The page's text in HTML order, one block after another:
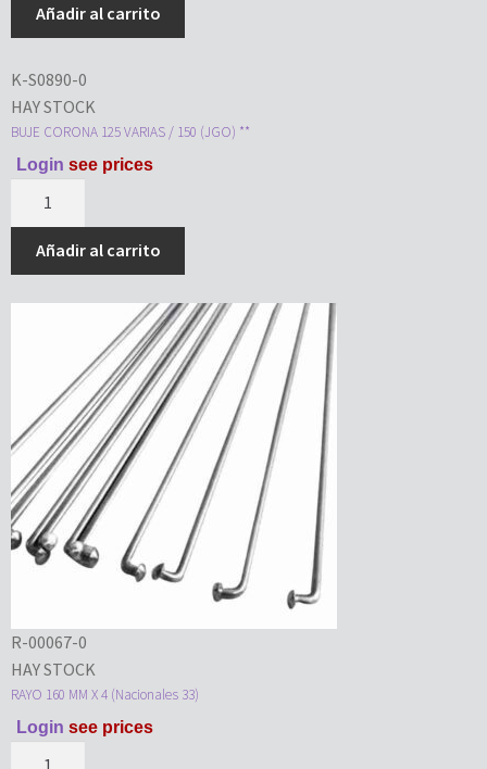
Añadir al carrito
K-S0890-0
HAY STOCK
BUJE CORONA 125 VARIAS / 150 (JGO) **
Login see prices
Añadir al carrito
R-00067-0
HAY STOCK
RAYO 160 MM X 4 (Nacionales 33)
Login see prices